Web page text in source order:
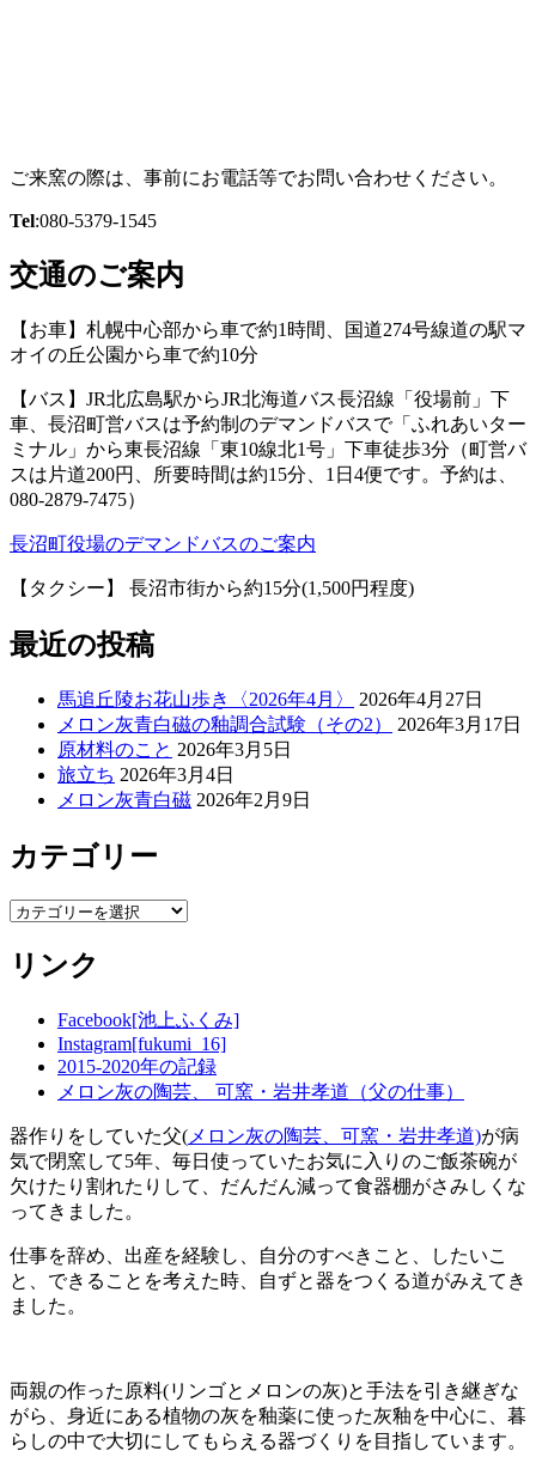
ご来窯の際は、事前にお電話等でお問い合わせください。
Tel:080-5379-1545
交通のご案内
【お車】札幌中心部から車で約1時間、国道274号線道の駅マ
オイの丘公園から車で約10分
【バス】JR北広島駅からJR北海道バス長沼線「役場前」下
車、長沼町営バスは予約制のデマンドバスで「ふれあいター
ミナル」から東長沼線「東10線北1号」下車徒歩3分（町営バ
スは片道200円、所要時間は約15分、1日4便です。予約は、
080-2879-7475）
長沼町役場のデマンドバスのご案内
【タクシー】 長沼市街から約15分(1,500円程度)
最近の投稿
馬追丘陵お花山歩き〈2026年4月〉
2026年4月27日
メロン灰青白磁の釉調合試験（その2）
2026年3月17日
原材料のこと 2026年3月5日
旅立ち 2026年3月4日
メロン灰青白磁 2026年2月9日
カテゴリー
カ
ゴ
リ
リンク
Facebook[池上ふくみ]
Instagram[fukumi_16]
2015-2020年の記録
メロン灰の陶芸、 可窯・岩井孝道（父の仕事）
器作りをしていた父( メロン灰の陶芸、可窯・岩井孝道)が病
気で閉窯して5年、毎日使っていたお気に入りのご飯茶碗が
欠けたり割れたりして、だんだん減って食器棚がさみしくな
ってきました。
仕事を辞め、出産を経験し、自分のすべきこと、したいこ
と、できることを考えた時、自ずと器をつくる道がみえてき
ました。
両親の作った原料(リンゴとメロンの灰)と手法を引き継ぎな
がら、身近にある植物の灰を釉薬に使った灰釉を中心に、暮
らしの中で大切にしてもらえる器づくりを目指しています。